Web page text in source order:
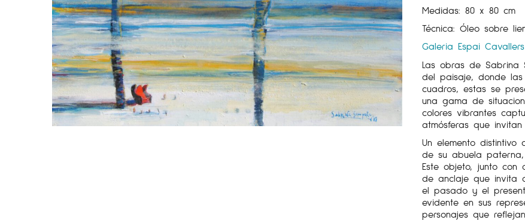
Medidas: 80 x 80 cm
Técnica: Óleo sobre
Galeria Espai Cavallers
Las obras de Sabrina
del paisaje, donde
cuadros, estas se
una gama de
colores vibrantes
atmósferas que
Un elemento
de su abuela
Este objeto, junto con
de anclaje que invita
el pasado y el
evidente en sus
personajes que